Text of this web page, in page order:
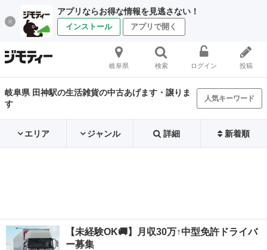
アプリならお得な情報を見逃さない！
インストール アプリで開く
岐阜県 検索 ログイン 投稿
岐阜県 田神駅の生活雑貨の中古あげます・譲りま
す
人気キーワード
エリア ジャンル 詳細 新着順
【未経験OK🚚】月収30万↑中型免許ドライバ
ー募集